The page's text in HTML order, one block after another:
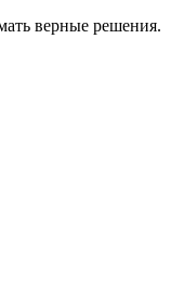
верные решения.